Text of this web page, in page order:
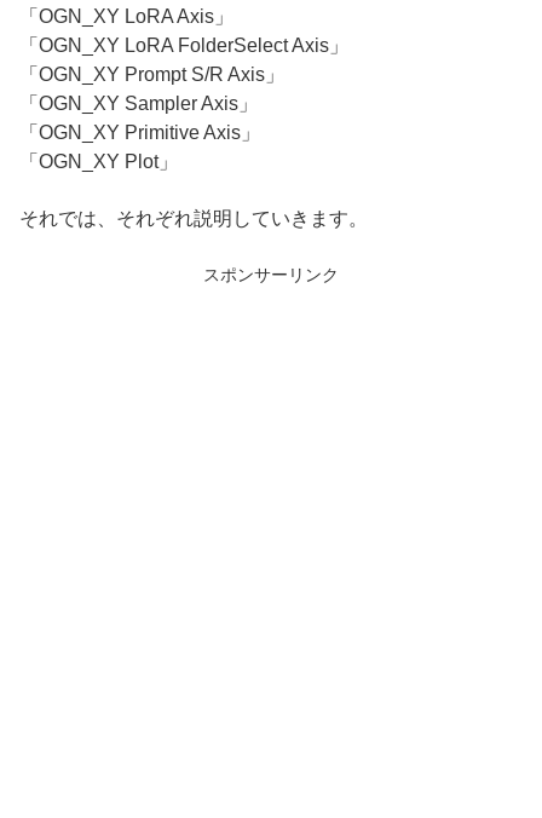
「OGN_XY LoRA Axis」
「OGN_XY LoRA FolderSelect Axis」
「OGN_XY Prompt S/R Axis」
「OGN_XY Sampler Axis」
「OGN_XY Primitive Axis」
「OGN_XY Plot」
それでは、それぞれ説明していきます。
スポンサーリンク